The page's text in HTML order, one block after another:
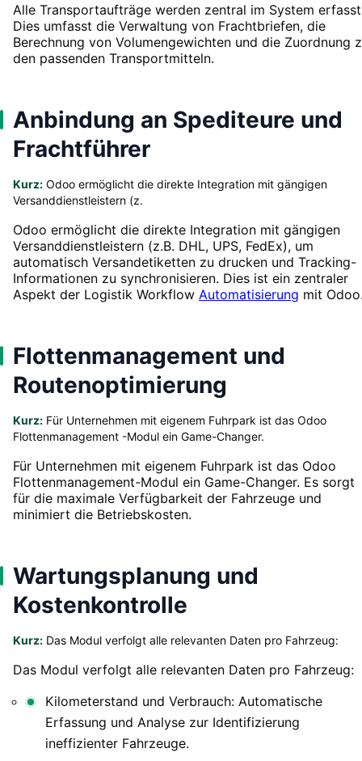
Alle Transportaufträge werden zentral im System
Dies umfasst die Verwaltung von Frachtbriefen, die
Berechnung von Volumengewichten und die Zuordnung
den passenden Transportmitteln.
Anbindung an Spediteure und
Frachtführer
Kurz: Odoo ermöglicht die direkte Integration mit gängigen
Versanddienstleistern (z.
Odoo ermöglicht die direkte Integration mit gängigen
Versanddienstleistern (z.B. DHL, UPS, FedEx), um
automatisch Versandetiketten zu drucken und Tracking-
Informationen zu synchronisieren. Dies ist ein zentraler
Aspekt der Logistik Workflow Automatisierung mit
Flottenmanagement und
Routenoptimierung
Kurz: Für Unternehmen mit eigenem Fuhrpark ist das Odoo
Flottenmanagement -Modul ein Game-Changer.
Für Unternehmen mit eigenem Fuhrpark ist das Odoo
Flottenmanagement-Modul ein Game-Changer. Es sorgt
für die maximale Verfügbarkeit der Fahrzeuge und
minimiert die Betriebskosten.
Wartungsplanung und
Kostenkontrolle
Kurz: Das Modul verfolgt alle relevanten Daten pro Fahrzeug:
Das Modul verfolgt alle relevanten Daten pro Fahrzeug:
Kilometerstand und Verbrauch: Automatische
Erfassung und Analyse zur Identifizierung
ineffizienter Fahrzeuge.